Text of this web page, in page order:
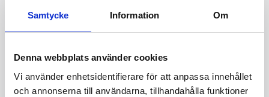
Samtycke Information Om
Denna webbplats använder cookies
Vi använder enhetsidentifierare för att anpassa innehållet
och annonserna till användarna, tillhandahålla funktioner